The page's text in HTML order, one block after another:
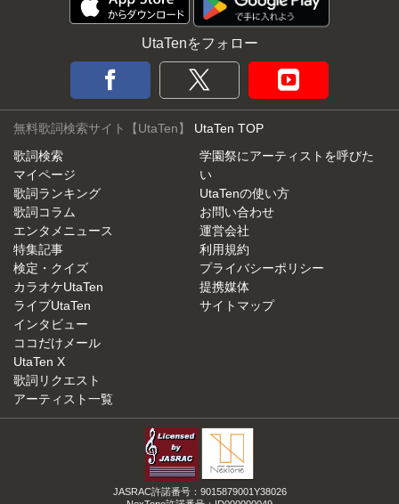
UtaTenをフォロー
無料歌詞検索サイト【UtaTen】 UtaTen TOP
歌詞検索
マイページ
歌詞ランキング
歌詞コラム
エンタメニュース
特集記事
検定・クイズ
カラオケUtaTen
ライブUtaTen
インタビュー
ココだけメール
UtaTen X
歌詞リクエスト
アーティスト一覧
学園祭にアーティストを呼びた
い
UtaTenの使い方
お問い合わせ
運営会社
利用規約
プライバシーポリシー
提携媒体
サイトマップ
JASRAC許諾番号：9015879001Y38026